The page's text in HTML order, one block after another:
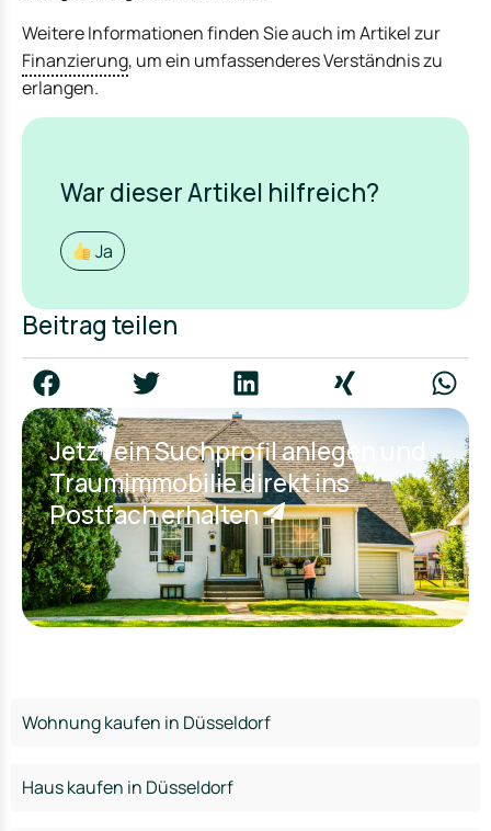
Weitere Informationen finden Sie auch im Artikel zur
Finanzierung, um ein umfassenderes Verständnis zu
erlangen.
War dieser Artikel hilfreich?
Ja
Beitrag teilen
Jetzt ein Suchprofil anlegen und
Traumimmobilie direkt ins
Postfach erhalten
Wohnung kaufen in Düsseldorf
Haus kaufen in Düsseldorf